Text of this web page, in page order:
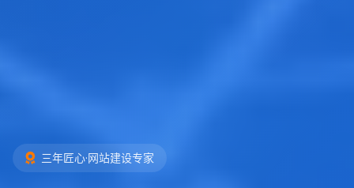
三年匠心·网站建设专家